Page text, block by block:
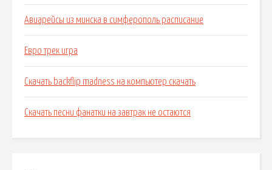
Авиарейсы из минска в симферополь расписание
Евро трек игра
Скачать backflip madness на компьютер скачать
Скачать песни фанатки на завтрак не остаются